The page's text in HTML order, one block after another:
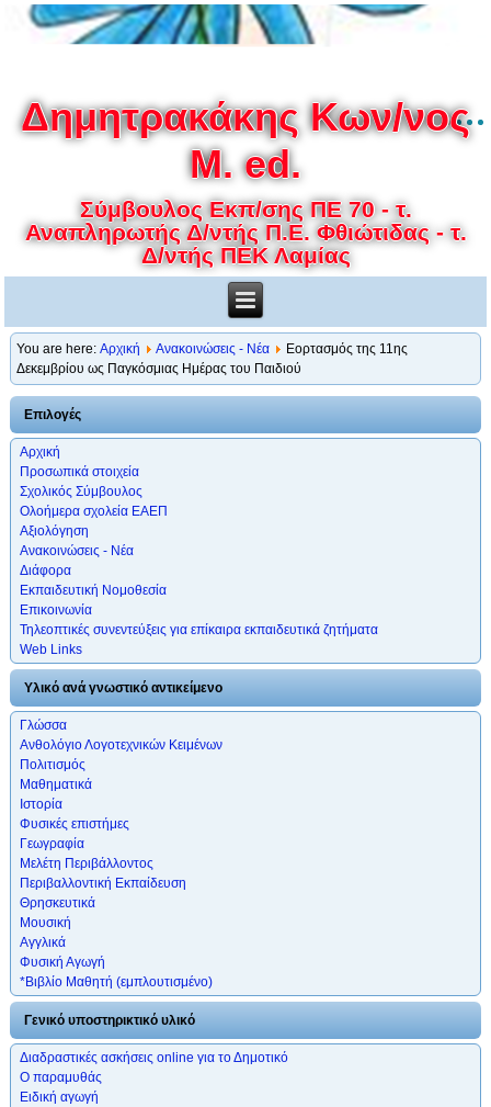
Δημητρακάκης Κων/νος
M. ed.
Σύμβουλος Εκπ/σης ΠΕ 70 - τ.
Αναπληρωτής Δ/ντής Π.Ε. Φθιώτιδας - τ.
Δ/ντής ΠΕΚ Λαμίας
You are here:Αρχική Ανακοινώσεις - Νέα
Εορτασμός της 11ης
Δεκεμβρίου ως Παγκόσμιας Ημέρας του Παιδιού
Επιλογές
Αρχική
Προσωπικά στοιχεία
Σχολικός Σύμβουλος
Ολοήμερα σχολεία ΕΑΕΠ
Αξιολόγηση
Ανακοινώσεις - Νέα
Διάφορα
Εκπαιδευτική Νομοθεσία
Επικοινωνία
Τηλεοπτικές συνεντεύξεις για επίκαιρα εκπαιδευτικά ζητήματα
Web Links
Υλικό ανά γνωστικό αντικείμενο
Γλώσσα
Ανθολόγιο Λογοτεχνικών Κειμένων
Πολιτισμός
Μαθηματικά
Ιστορία
Φυσικές επιστήμες
Γεωγραφία
Μελέτη Περιβάλλοντος
Περιβαλλοντική Εκπαίδευση
Θρησκευτικά
Μουσική
Αγγλικά
Φυσική Αγωγή
*Βιβλίο Μαθητή (εμπλουτισμένο)
Γενικό υποστηρικτικό υλικό
Διαδραστικές ασκήσεις online για το Δημοτικό
Ο παραμυθάς
Ειδική αγωγή